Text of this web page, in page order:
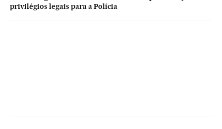
privilégios legais para a Polícia